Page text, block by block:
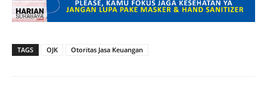
TAGS OJK Otoritas Jasa Keuangan